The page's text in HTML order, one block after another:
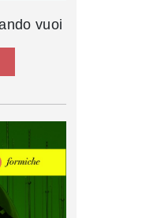
vuoi